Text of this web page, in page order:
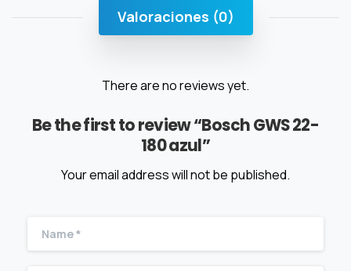
Valoraciones (0)
There are no reviews yet.
Be the first to review “Bosch GWS 22-
180 azul”
Your email address will not be published.